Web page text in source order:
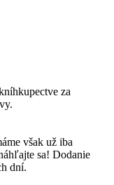
za
však už iba
sa! Dodanie
dní.